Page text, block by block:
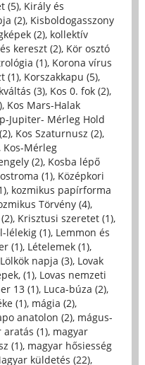
(5), Király és
(2), Kisboldogasszony
(2), kollektív
kereszt (2), Kör osztó
(1), Korona vírus
(1), Korszakkapu (5),
(3), Kos 0. fok (2),
, Kos Mars-Halak
Jupiter- Mérleg Hold
, Kos Szaturnusz (2),
Kos-Mérleg
(2), Kosba lépő
(1), Középkori
, kozmikus papírforma
Törvény (4),
, Krisztusi szeretet (1),
lélekig (1), Lemmon és
(1), Lételemek (1),
Lölkök napja (3), Lovak
(1), Lovas nemzeti
13 (1), Luca-búza (2),
(1), mágia (2),
anatolon (2), mágus-
aratás (1), magyar
(1), magyar hősiesség
küldetés (22),